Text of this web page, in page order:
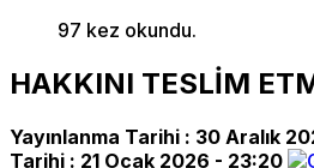
97 kez okundu.
HAKKINI TESLİM
Yayınlanma Tarihi : 30 Aralık
Tarihi : 21 Ocak 2026 - 23:20